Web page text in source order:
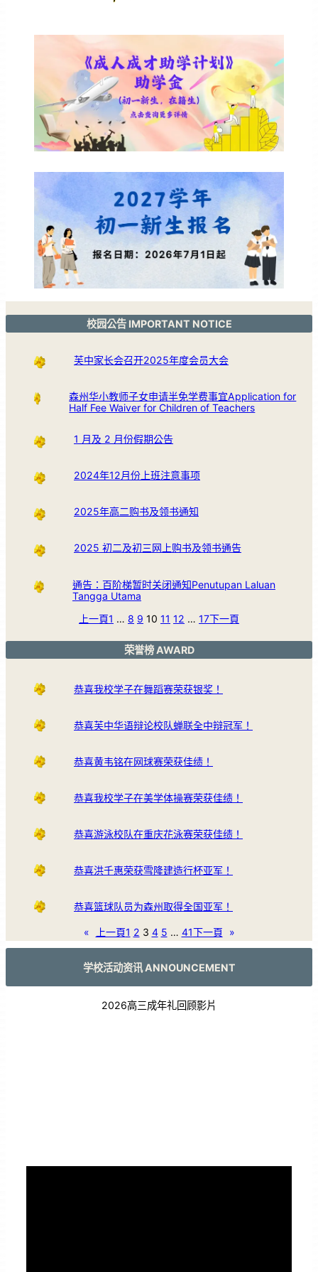
校园公告 IMPORTANT NOTICE
芙中家长会召开2025年度会员大会
森州华小教师子女申请半免学费事宜Application for
Half Fee Waiver for Children of Teachers
1 月及 2 月份假期公告
2024年12月份上班注意事项
2025年高二购书及领书通知
2025 初二及初三网上购书及领书通告
通告：百阶梯暂时关闭通知Penutupan Laluan
Tangga Utama
上一頁1 … 8 9 10 11 12 … 17下一頁
荣誉榜 AWARD
恭喜我校学子在舞蹈赛荣获银奖！
恭喜芙中华语辩论校队蝉联全中辩冠军！
恭喜黄韦铭在网球赛荣获佳绩！
恭喜我校学子在美学体操赛荣获佳绩！
恭喜游泳校队在重庆花泳赛荣获佳绩！
恭喜洪千惠荣获雪隆建造行杯亚军！
恭喜篮球队员为森州取得全国亚军！
« 上一頁1 2 3 4 5 … 41下一頁 »
学校活动资讯 ANNOUNCEMENT
2026高三成年礼回顾影片